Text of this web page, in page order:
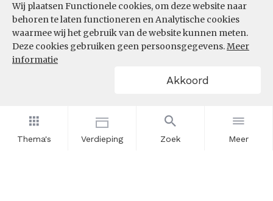
Thema's Verdieping Zoek Meer
Wij plaatsen Functionele cookies, om deze website naar
behoren te laten functioneren en Analytische cookies
waarmee wij het gebruik van de website kunnen meten.
Deze cookies gebruiken geen persoonsgegevens.Meer
informatie
Akkoord
InZicht
Contact